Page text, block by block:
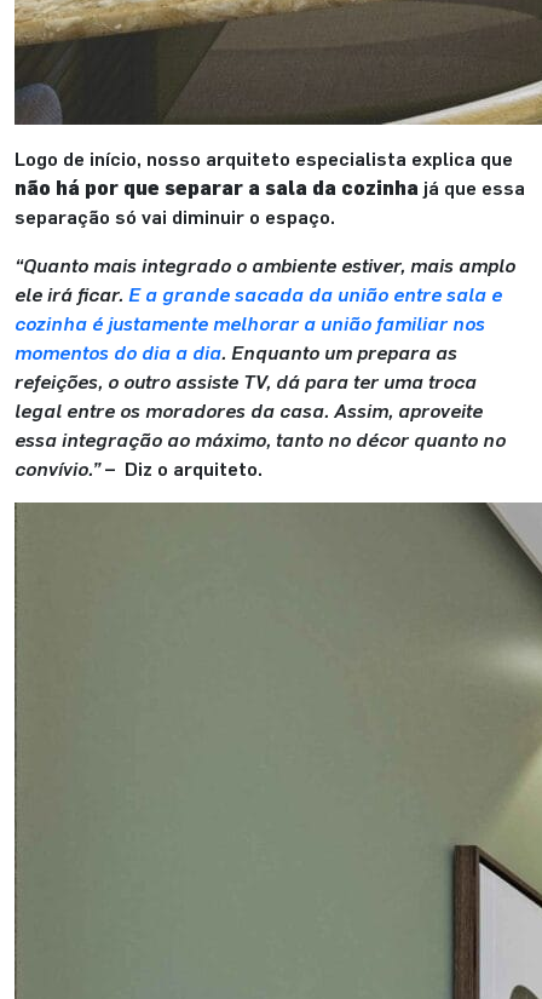
Logo de início, nosso arquiteto especialista explica que
não há por que separar a sala da cozinha já que essa
separação só vai diminuir o espaço.
“Quanto mais integrado o ambiente estiver, mais amplo
ele irá ficar. E a grande sacada da união entre sala e
cozinha é justamente melhorar a união familiar nos
momentos do dia a dia. Enquanto um prepara as
refeições, o outro assiste TV, dá para ter uma troca
legal entre os moradores da casa. Assim, aproveite
essa integração ao máximo, tanto no décor quanto no
convívio.”– Diz o arquiteto.